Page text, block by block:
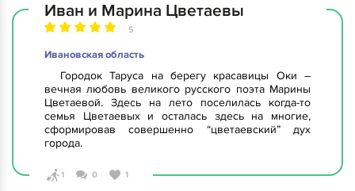
Иван и Марина Цветаевы
5
Ивановская область
Городок Таруса на берегу красавицы Оки –
вечная любовь великого русского поэта Марины
Цветаевой. Здесь на лето поселилась когда-то
семья Цветаевых и осталась здесь на многие,
сформировав совершенно “цветаевский” дух
города.
1 0 1